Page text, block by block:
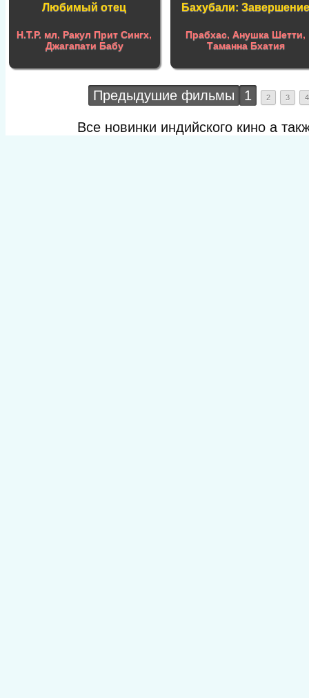
Любимый отец
Н.Т.Р. мл,Ракул Прит Сингх,
Джагапати Бабу
Бахубали:
Прабхас,Анушка Шетти,
Таманна Бхатия
Предыдушие фильмы 1 2 3 4
Все новинки индийского кино а